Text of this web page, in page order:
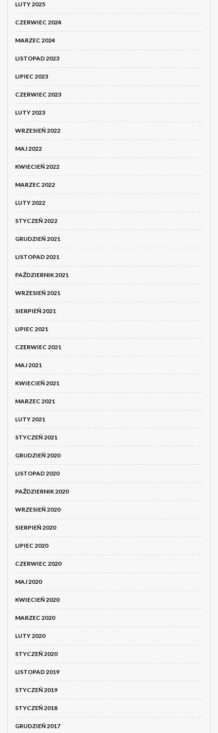
LUTY 2025
CZERWIEC 2024
MARZEC 2024
LISTOPAD 2023
LIPIEC 2023
CZERWIEC 2023
LUTY 2023
WRZESIEŃ 2022
MAJ 2022
KWIECIEŃ 2022
MARZEC 2022
LUTY 2022
STYCZEŃ 2022
GRUDZIEŃ 2021
LISTOPAD 2021
PAŹDZIERNIK 2021
WRZESIEŃ 2021
SIERPIEŃ 2021
LIPIEC 2021
CZERWIEC 2021
MAJ 2021
KWIECIEŃ 2021
MARZEC 2021
LUTY 2021
STYCZEŃ 2021
GRUDZIEŃ 2020
LISTOPAD 2020
PAŹDZIERNIK 2020
WRZESIEŃ 2020
SIERPIEŃ 2020
LIPIEC 2020
CZERWIEC 2020
MAJ 2020
KWIECIEŃ 2020
MARZEC 2020
LUTY 2020
STYCZEŃ 2020
LISTOPAD 2019
STYCZEŃ 2019
STYCZEŃ 2018
GRUDZIEŃ 2017